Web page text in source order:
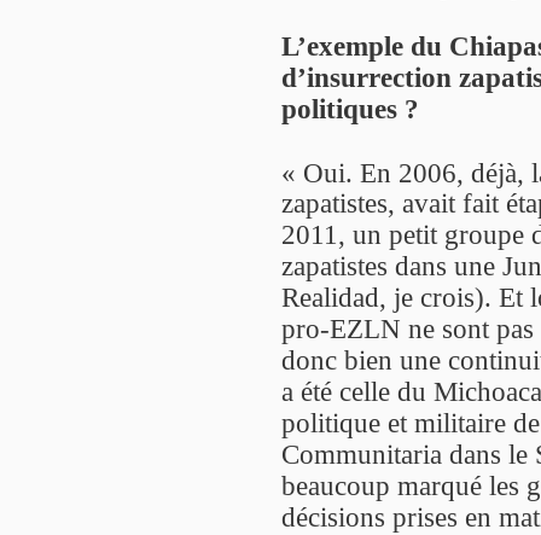
L’exemple du
d’insurrection
politiques ?
« Oui. En 2006, déjà,
zapatistes, avait fait
2011, un petit groupe
zapatistes dans une
Realidad, je crois). Et
pro-EZLN ne sont pas
donc bien une
a été celle du
politique et militaire
Communitaria dans le
beaucoup marqué les
décisions prises en